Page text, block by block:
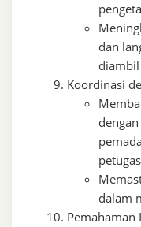
dan
Koordinasi
dalam
Pemahaman